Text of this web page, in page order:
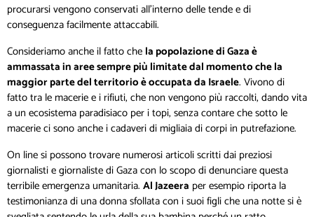
procurarsi vengono conservati all’interno delle tende e di
conseguenza facilmente attaccabili.
Consideriamo anche il fatto che la popolazione di Gaza è
ammassata in aree sempre più limitate dal momento che la
maggior parte del territorio è occupata da Israele. Vivono di
fatto tra le macerie e i rifiuti, che non vengono più raccolti, dando vita
a un ecosistema paradisiaco per i topi, senza contare che sotto le
macerie ci sono anche i cadaveri di migliaia di corpi in putrefazione.
On line si possono trovare numerosi articoli scritti dai preziosi
giornalisti e giornaliste di Gaza con lo scopo di denunciare questa
terribile emergenza umanitaria. Al Jazeera per esempio riporta la
testimonianza di una donna sfollata con i suoi figli che una notte si è